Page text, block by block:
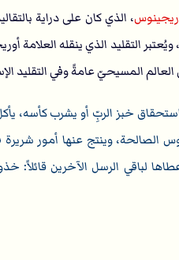
، الذي كان على دراية
ويُعتبر التقليد الذي ينقله العلامة
العالم المسيحيّ عامةً وفي التقليد
خبز الربِّ أو يشرب كأسه،
الصالحة، وينتج عنها أمور
لباقي الرسل الآخرين قائلاً: